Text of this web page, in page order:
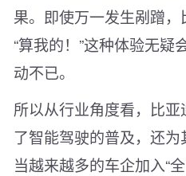
果。即使万一发生剐蹭，
“算我的！”这种体验无
动不已。
所以从行业角度看，比
了智能驾驶的普及，还为
当越来越多的车企加入“